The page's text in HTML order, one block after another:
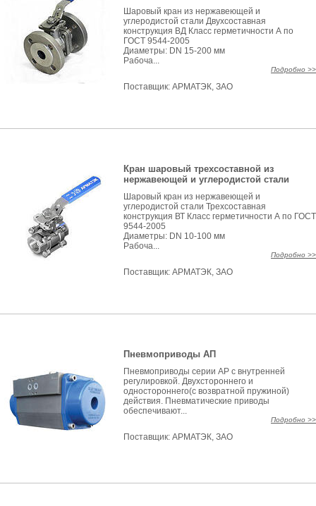
Шаровый кран из нержавеющей и
углеродистой стали Двухсоставная
конструкция ВД Класс герметичности А по
ГОСТ 9544-2005
Диаметры: DN 15-200 мм
Рабоча...
Подробно >>
Поставщик: АРМАТЭК, ЗАО
Кран шаровый трехсоставной из
нержавеющей и углеродистой стали
Шаровый кран из нержавеющей и
углеродистой стали Трехсоставная
конструкция ВТ Класс герметичности А по ГОСТ
9544-2005
Диаметры: DN 10-100 мм
Рабоча...
Подробно >>
Поставщик: АРМАТЭК, ЗАО
Пневмоприводы АП
Пневмоприводы серии АР с внутренней
регулировкой. Двухстороннего и
одностороннего(с возвратной пружиной)
действия. Пневматические приводы
обеспечивают...
Подробно >>
Поставщик: АРМАТЭК, ЗАО